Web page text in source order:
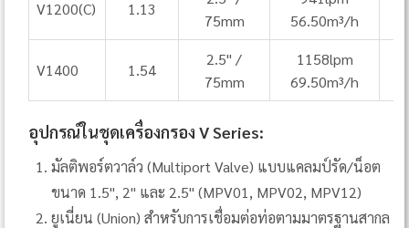
V1200(C) 1.13
75mm
56.50m³/h
V1400 1.54
2.5" /
75mm
1158lpm
69.50m³/h
อุปกรณ์ในชุดเครื่องกรอง V Series:
มัลติพอร์ตวาล์ว (Multiport Valve) แบบแคลมป์รัด/น็อต
ขนาด 1.5", 2" และ 2.5" (MPV01, MPV02, MPV12)
ยูเนี่ยน (Union) สำหรับการเชื่อมต่อท่อตามมาตรฐานสากล